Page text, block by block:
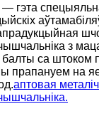
— гэта
з
са штоком
прапануем на
аптовая